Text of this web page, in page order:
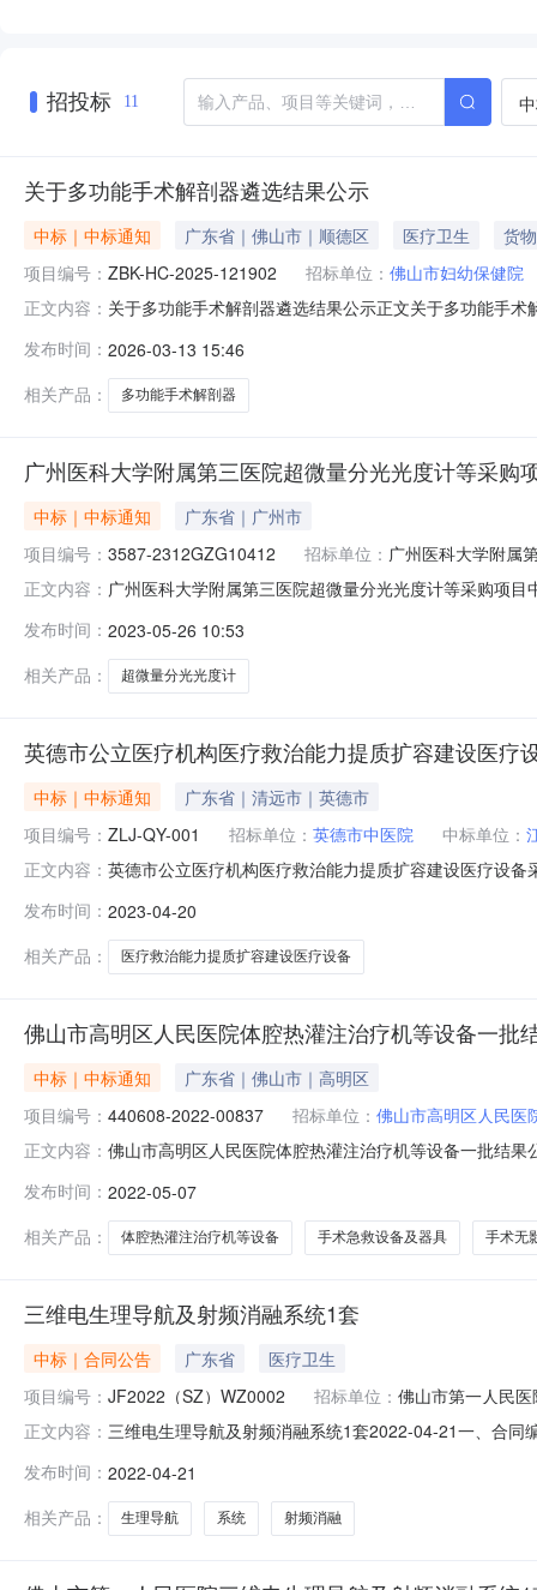
招投标 11
关于多功能手术解剖器遴选结果公示
中标｜中标通知 广东省｜佛山市｜顺德区 医疗卫生
货物
项目编号： ZBK-HC-2025-121902 招标单位： 佛山市妇幼保健院
正文内容： 关于多功能手术解剖器遴选结果公示正文关于多功能手
极）ZBK-HC-2025-121902第一候选产品西安外科医学
品株洲茂物医疗科技有
发布时间： 2026-03-13 15:46
相关产品：
多功能手术解剖器
广州医科大学附属第三医院超微量分光光度计等采购
中标｜中标通知
广东省｜广州市
项目编号： 3587-2312GZG10412 招标单位： 广州医科大学附属
正文内容： 广州医科大学附属第三医院超微量分光光度计等采购项
公司广州市黄埔区神舟路288号C栋602房96,700.00元合
发布时间： 2023-05-26 10:53
相关产品：
超微量分光光度计
英德市公立医疗机构医疗救治能力提质扩容建设医疗
中标｜中标通知
广东省｜清远市｜英德市
项目编号： ZLJ-QY-001 招标单位： 英德市中医院 中标单位：
正文内容： 英德市公立医疗机构医疗救治能力提质扩容建设医疗设
疗救治能力提质扩容建设医疗设备采购项目（英德市中
974,900.
发布时间： 2023-04-20
相关产品：
医疗救治能力提质扩容建设医疗设备
佛山市高明区人民医院体腔热灌注治疗机等设备一批
中标｜中标通知
广东省｜佛山市｜高明区
项目编号： 440608-2022-00837 招标单位： 佛山市高明区人民医
正文内容： 佛山市高明区人民医院体腔热灌注治疗机等设备一批结
249,000.00元合同包3(全电动多功能手术床):供应商名称
发布时间： 2022-05-07
相关产品：
体腔热灌注治疗机等设备 手术急救设备及器具 手术无
三维电生理导航及射频消融系统1套
中标｜合同公告 广东省
医疗卫生
项目编号： JF2022（SZ）WZ0002 招标单位： 佛山市第一人民医
正文内容： 三维电生理导航及射频消融系统1套2022-04-21一、合
峰医疗器械有限公司地址：同福东一街3号之一第二层
发布时间： 2022-04-21
相关产品：
生理导航 系统 射频消融